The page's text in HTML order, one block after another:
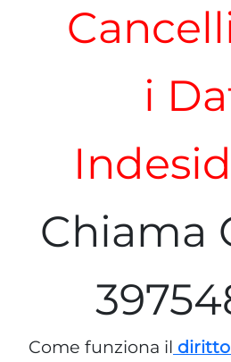
i
Chiama
Come funziona il diritto